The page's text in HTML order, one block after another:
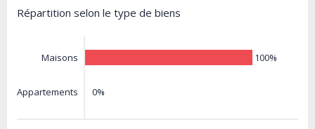
Répartition selon le type de biens
Maisons
Appartements
100%
0%